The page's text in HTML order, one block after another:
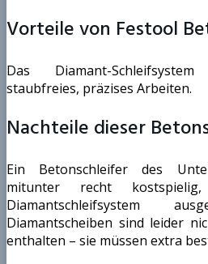
Vorteile von Festool
Das Diamant-
staubfreies, präzises Arbeiten.
Nachteile dieser
Ein Betonschleifer des
mitunter recht
Diamantschleifsystem
Diamantscheiben sind leider
enthalten – sie müssen extra